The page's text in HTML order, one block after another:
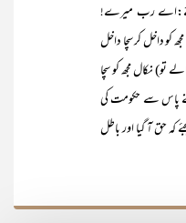
رب میرے!
کو داخل کر سچا داخل
تو) نکال مجھ کو سچا
پاس سے حکومت کی
حق آ گیا اور باطل